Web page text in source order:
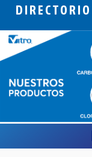
DIRECTORIO